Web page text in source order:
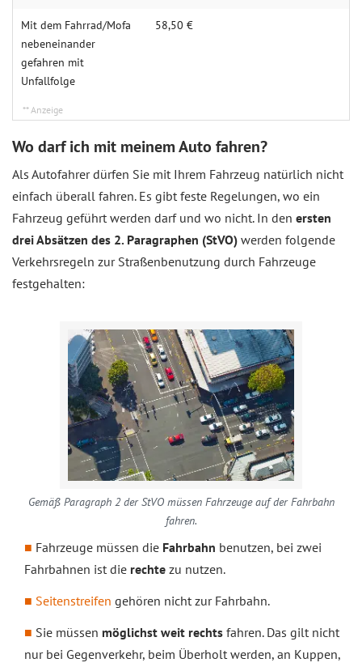
Mit dem Fahrrad/Mofa
nebeneinander
gefahren mit
Unfallfolge
58,50 €
Wo darf ich mit meinem Auto fahren?
Als Autofahrer dürfen Sie mit Ihrem Fahrzeug natürlich nicht
einfach überall fahren. Es gibt feste Regelungen, wo ein
Fahrzeug geführt werden darf und wo nicht. In den ersten
drei Absätzen des 2. Paragraphen (StVO) werden folgende
Verkehrsregeln zur Straßenbenutzung durch Fahrzeuge
festgehalten:
Gemäß Paragraph 2 der StVO müssen Fahrzeuge auf der Fahrbahn
fahren.
Fahrzeuge müssen die Fahrbahn benutzen, bei zwei
Fahrbahnen ist die rechte zu nutzen.
Seitenstreifen gehören nicht zur Fahrbahn.
Sie müssen möglichst weit rechts fahren. Das gilt nicht
nur bei Gegenverkehr, beim Überholt werden, an Kuppen,